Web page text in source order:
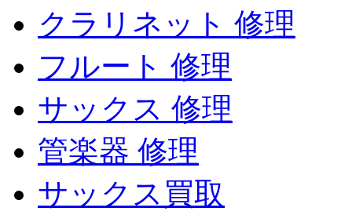
クラリネット 修理
フルート 修理
サックス 修理
管楽器 修理
サックス買取